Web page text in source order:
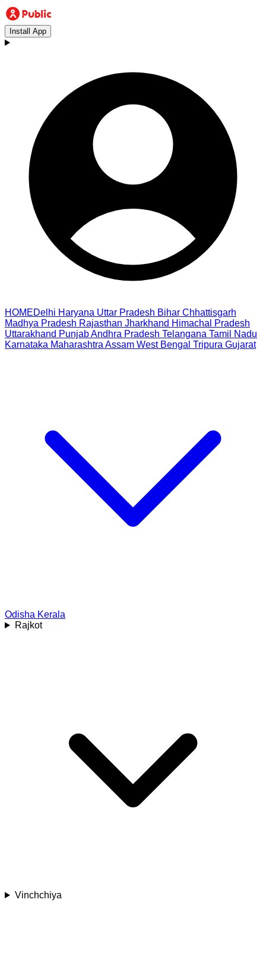
Install App
HOMEDelhi Haryana Uttar Pradesh Bihar Chhattisgarh
Madhya Pradesh Rajasthan Jharkhand Himachal Pradesh
Uttarakhand PunjabAndhra Pradesh Telangana Tamil Nadu
Karnataka Maharashtra Assam West Bengal Tripura Gujarat
Odisha Kerala
Rajkot
Vinchchiya